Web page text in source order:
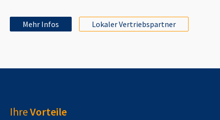
Mehr Infos Lokaler Vertriebspartner
IhreVorteile